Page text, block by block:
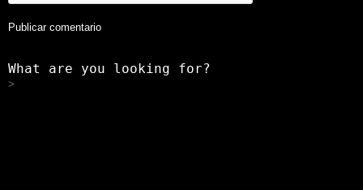
What are you looking for?